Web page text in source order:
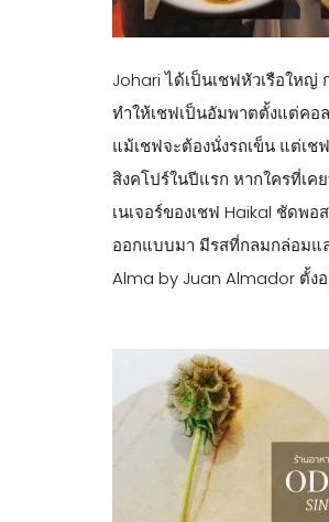
Johari ได้เป็นเชฟหัวเรือให
ทำให้เชฟเป็นอัมพาตตั้งแต่คอ
แม้เชฟจะต้องนั่งรถเข็น แต่เ
สิงคโปร์ในปีแรก หากใครที่เค
เนเจอร์ของเชฟ Haikal ชัดพ
ออกแบบมา มีรสที่กลมกล่อมแ
Alma by Juan Almador ตั้ง